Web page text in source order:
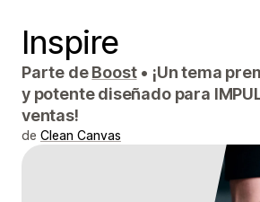
Inspire
Parte deBoost • ¡Un tema
y potente diseñado para
ventas!
de Clean Canvas